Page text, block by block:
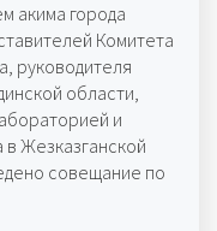
акима города
Комитета
руководителя
области,
и
в Жезказганской
совещание по